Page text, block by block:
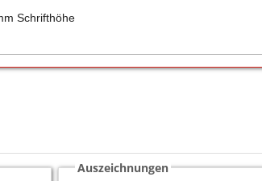
Schrifthöhe
Auszeichnungen